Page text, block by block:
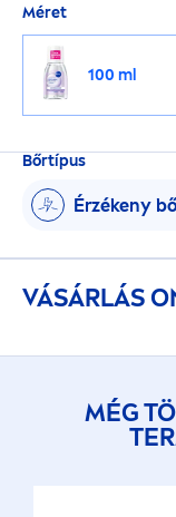
Méret
100 ml
Bőrtípus
Érzékeny
VÁSÁRLÁS
MÉG